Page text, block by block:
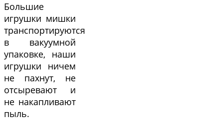
Большие
игрушки мишки
транспортируются
в вакуумной
упаковке, наши
игрушки ничем
не пахнут, не
отсыревают и
не накапливают
пыль.